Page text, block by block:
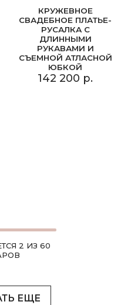
КРУЖЕВНОЕ
СВАДЕБНОЕ ПЛАТЬЕ-
РУСАЛКА С
ДЛИННЫМИ
РУКАВАМИ И
СЪЕМНОЙ АТЛАСНОЙ
ЮБКОЙ
142 200 р.
2 ИЗ 60
ЕЩЕ